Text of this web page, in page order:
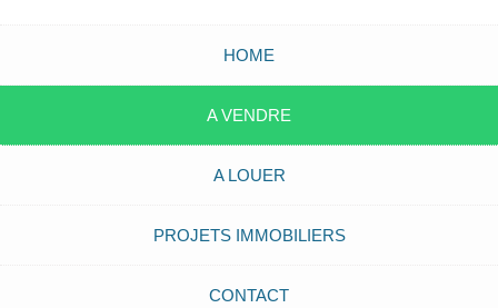
HOME
A VENDRE
A LOUER
PROJETS IMMOBILIERS
CONTACT